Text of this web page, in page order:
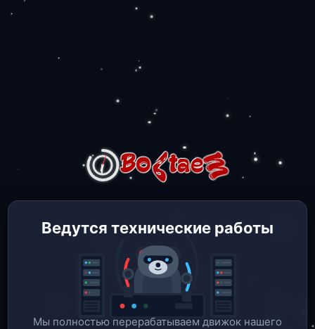
Ведутся технические работы
Мы полностью перерабатываем движок нашего